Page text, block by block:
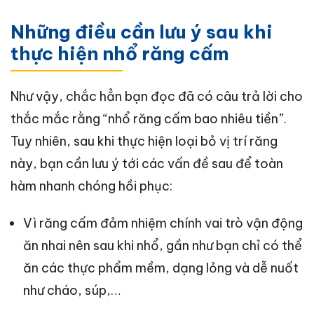
Những điều cần lưu ý sau khi
thực hiện nhổ răng cấm
Như vậy, chắc hẳn bạn đọc đã có câu trả lời cho
thắc mắc rằng “nhổ răng cấm bao nhiêu tiền”.
Tuy nhiên, sau khi thực hiện loại bỏ vị trí răng
này, bạn cần lưu ý tới các vấn đề sau để toàn
hàm nhanh chóng hồi phục:
Vì răng cấm đảm nhiệm chính vai trò vận động
ăn nhai nên sau khi nhổ, gần như bạn chỉ có thể
ăn các thực phẩm mềm, dạng lỏng và dễ nuốt
như cháo, súp,…